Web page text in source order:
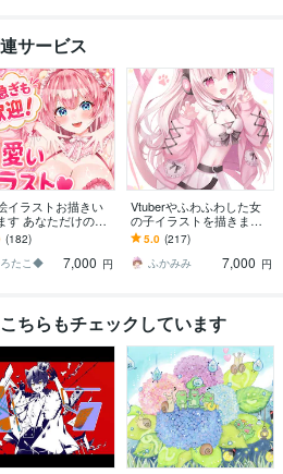
サービス
イラストお描きい
す あなただけのオ
ルキャラクターを
致します
(182)
たこ◆
7,000 円
Vtuberやふわふわした女
の子イラストを描きます
◎1枚絵や立ち絵、パーツ
分けはお任せください！
5.0 (217)
ふかみみ
7,000 円
ちらもチェックしています